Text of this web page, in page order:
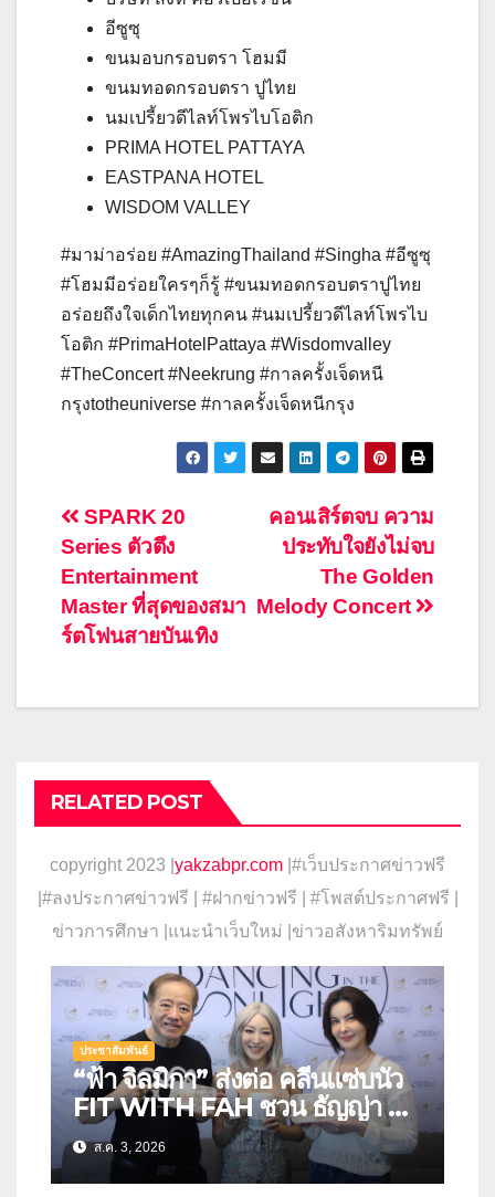
อีซูซุ
ขนมอบกรอบตรา โฮมมี
ขนมทอดกรอบตรา ปูไทย
นมเปรี้ยวดีไลท์โพรไบโอติก
PRIMA HOTEL PATTAYA
EASTPANA HOTEL
WISDOM VALLEY
#มาม่าอร่อย #AmazingThailand #Singha #อีซูซุ
#โฮมมีอร่อยใครๆก็รู้ #ขนมทอดกรอบตราปูไทย
อร่อยถึงใจเด็กไทยทุกคน #นมเปรี้ยวดีไลท์โพรไบ
โอติก #PrimaHotelPattaya #Wisdomvalley
#TheConcert #Neekrung #กาลครั้งเจ็ดหนี
กรุงtotheuniverse #กาลครั้งเจ็ดหนีกรุง
แนะแนว
เรื่อง
คอนเสิร์ตจบ ความ
ประทับใจยังไม่จบ
The Golden
Melody Concert
SPARK 20
Series ตัวตึง
Entertainment
Master ที่สุดของสมา
ร์ตโฟนสายบันเทิง
RELATED POST
copyright 2023 | yakzabpr.com |#เว็บประกาศข่าวฟรี
#ลงประกาศข่าวฟรี | #ฝากข่าวฟรี | #โพสต์ประกาศฟรี |
ข่าวการศึกษา |แนะนำเว็บใหม่ |ข่าวอสังหาริมทรัพย์
ประชาสัมพันธ์
“ฟ้า จิลมิกา” ส่งต่อ คลีนแซ่บนัว
FIT WITH FAH ชวน ธัญญ่า ลิ้ม
รสชาติอาหารคลีนสุดพรีเมียม
ส.ค. 3, 2026